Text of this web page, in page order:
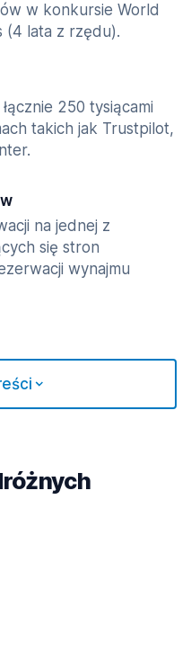
w konkursie World
(4 lata z rzędu).
250 tysiącami
takich jak Trustpilot,
na jednej z
się stron
wynajmu